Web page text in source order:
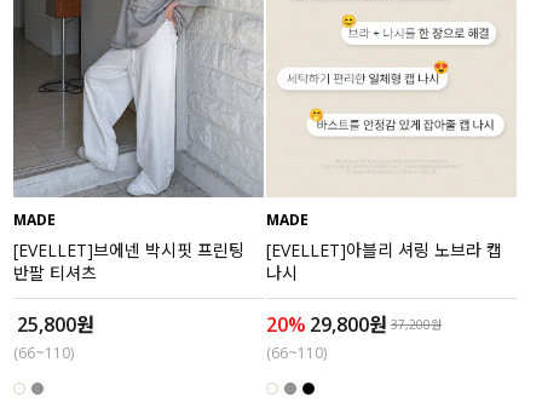
MADE
[EVELLET]브에넨 박시핏 프린팅
반팔 티셔츠
25,800원
(66~110)
MADE
[EVELLET]아블리 셔링 노브라 캡
나시
20% 29,800원 37,200원
(66~110)